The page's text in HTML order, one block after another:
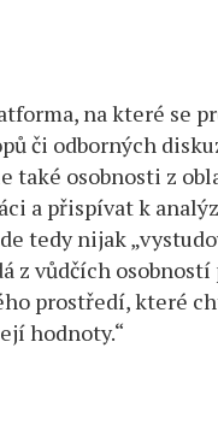
na které se
či odborných
také osobnosti z
a přispívat k
tedy nijak
z vůdčích
prostředí, které
hodnoty.“